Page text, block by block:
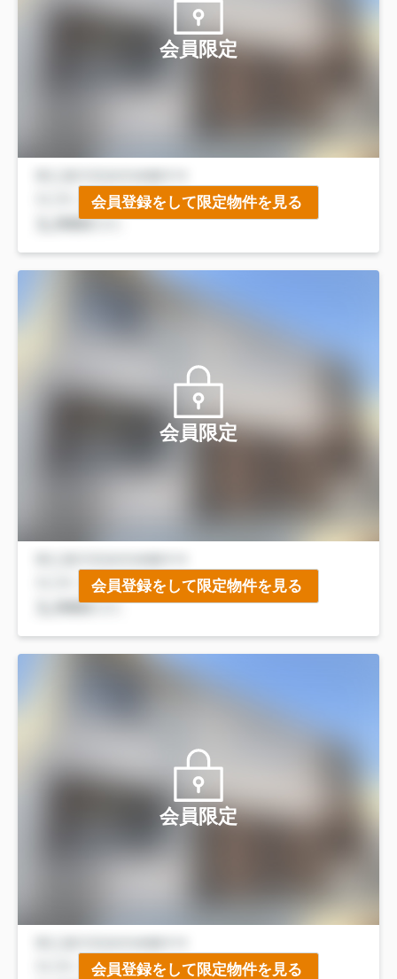
会員限定
会員登録をして限定物件を見る
会員限定
会員登録をして限定物件を見る
会員限定
会員登録をして限定物件を見る